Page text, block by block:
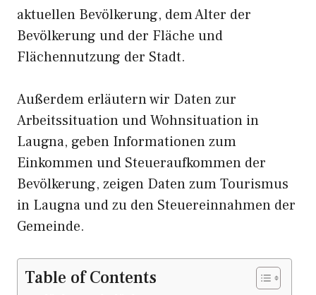
aktuellen Bevölkerung, dem Alter der
Bevölkerung und der Fläche und
Flächennutzung der Stadt.
Außerdem erläutern wir Daten zur
Arbeitssituation und Wohnsituation in
Laugna, geben Informationen zum
Einkommen und Steueraufkommen der
Bevölkerung, zeigen Daten zum Tourismus
in Laugna und zu den Steuereinnahmen der
Gemeinde.
Table of Contents